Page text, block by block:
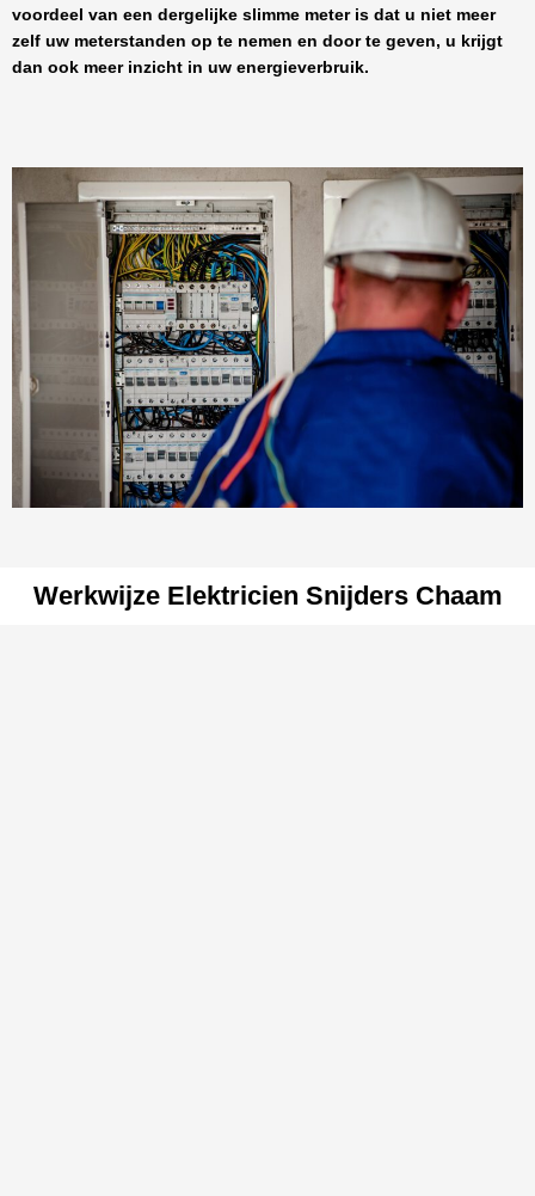
voordeel van een dergelijke slimme meter is dat u niet meer
zelf uw meterstanden op te nemen en door te geven, u krijgt
dan ook meer inzicht in uw energieverbruik.
Werkwijze Elektricien Snijders Chaam